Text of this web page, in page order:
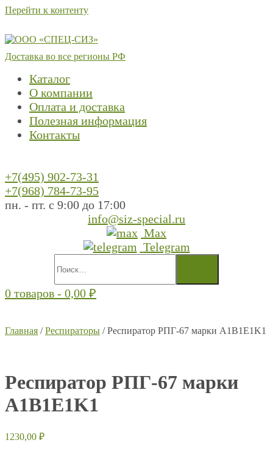
Перейти к контенту
Доставка во все регионы РФ
Каталог
О компании
Оплата и доставка
Полезная информация
Контакты
+7(495) 902-73-31
+7(968) 784-73-95
пн. - пт. с 9:00 до 17:00
info@siz-special.ru
Max
Telegram
0 товаров - 0,00 ₽
Главная /Респираторы / Респиратор РПГ-67 марки A1B1E1K1
Респиратор РПГ-67 марки
A1B1E1K1
1230,00 ₽